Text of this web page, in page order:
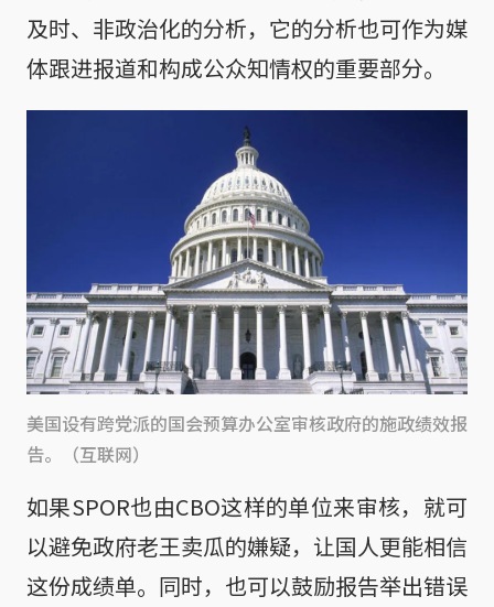
及时、非政治化的分析，它的分析也可作为媒
体跟进报道和构成公众知情权的重要部分。
美国设有跨党派的国会预算办公室审核政府的施政绩效报
告。（互联网）
如果SPOR也由CBO这样的单位来审核，就可
以避免政府老王卖瓜的嫌疑，让国人更能相信
这份成绩单。同时，也可以鼓励报告举出错误